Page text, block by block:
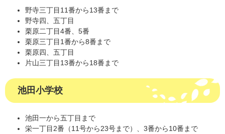
野寺三丁目11番から13番まで
野寺四、五丁目
栗原二丁目4番、5番
栗原三丁目1番から8番まで
栗原四、五丁目
片山三丁目13番から18番まで
池田小学校
池田一から五丁目まで
栄一丁目2番（11号から23号まで）、3番から10番まで